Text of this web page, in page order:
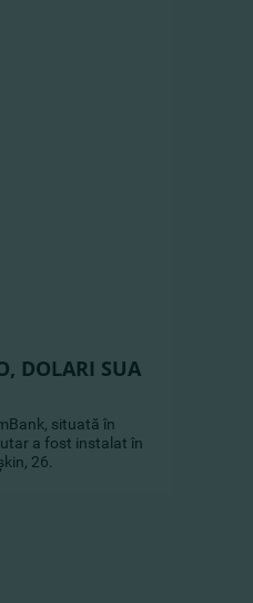
DOLARI SUA
situată în
a fost instalat în
26.